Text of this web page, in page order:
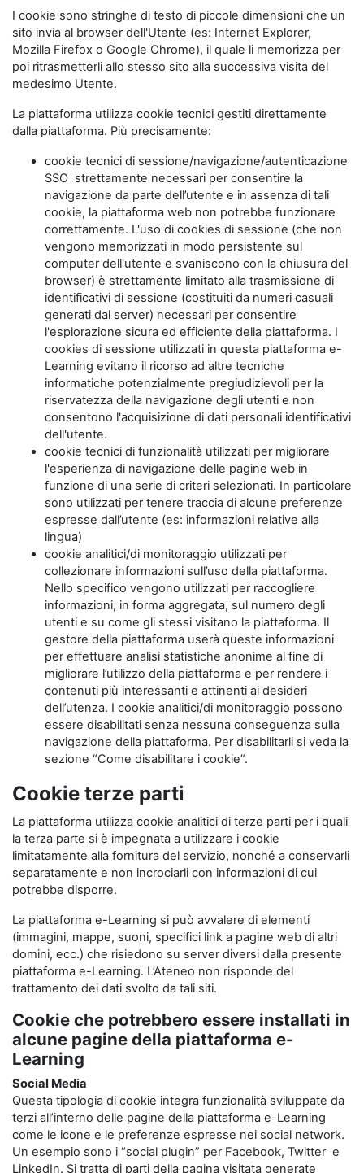
I cookie sono stringhe di testo di piccole dimensioni che un
sito invia al browser dell'Utente (es: Internet Explorer,
Mozilla Firefox o Google Chrome), il quale li memorizza per
poi ritrasmetterli allo stesso sito alla successiva visita del
medesimo Utente.
La piattaforma utilizza cookie tecnici gestiti direttamente
dalla piattaforma. Più precisamente:
cookie tecnici di sessione/navigazione/autenticazione
SSO strettamente necessari per consentire la
navigazione da parte dell’utente e in assenza di tali
cookie, la piattaforma web non potrebbe funzionare
correttamente. L'uso di cookies di sessione (che non
vengono memorizzati in modo persistente sul
computer dell'utente e svaniscono con la chiusura del
browser) è strettamente limitato alla trasmissione di
identificativi di sessione (costituiti da numeri casuali
generati dal server) necessari per consentire
l'esplorazione sicura ed efficiente della piattaforma. I
cookies di sessione utilizzati in questa piattaforma e-
Learning evitano il ricorso ad altre tecniche
informatiche potenzialmente pregiudizievoli per la
riservatezza della navigazione degli utenti e non
consentono l'acquisizione di dati personali identificativi
dell'utente.
cookie tecnici di funzionalità utilizzati per migliorare
l'esperienza di navigazione delle pagine web in
funzione di una serie di criteri selezionati. In particolare
sono utilizzati per tenere traccia di alcune preferenze
espresse dall’utente (es: informazioni relative alla
lingua)
cookie analitici/di monitoraggio utilizzati per
collezionare informazioni sull’uso della piattaforma.
Nello specifico vengono utilizzati per raccogliere
informazioni, in forma aggregata, sul numero degli
utenti e su come gli stessi visitano la piattaforma. Il
gestore della piattaforma userà queste informazioni
per effettuare analisi statistiche anonime al fine di
migliorare l’utilizzo della piattaforma e per rendere i
contenuti più interessanti e attinenti ai desideri
dell’utenza. I cookie analitici/di monitoraggio possono
essere disabilitati senza nessuna conseguenza sulla
navigazione della piattaforma. Per disabilitarli si veda la
sezione “Come disabilitare i cookie”.
Cookie terze parti
La piattaforma utilizza cookie analitici di terze parti per i quali
la terza parte si è impegnata a utilizzare i cookie
limitatamente alla fornitura del servizio, nonché a conservarli
separatamente e non incrociarli con informazioni di cui
potrebbe disporre.
La piattaforma e-Learning si può avvalere di elementi
(immagini, mappe, suoni, specifici link a pagine web di altri
domini, ecc.) che risiedono su server diversi dalla presente
piattaforma e-Learning. L’Ateneo non risponde del
trattamento dei dati svolto da tali siti.
Cookie che potrebbero essere installati in
alcune pagine della piattaforma e-
Learning
Social Media
Questa tipologia di cookie integra funzionalità sviluppate da
terzi all’interno delle pagine della piattaforma e-Learning
come le icone e le preferenze espresse nei social network.
Un esempio sono i “social plugin” per Facebook, Twitter e
LinkedIn. Si tratta di parti della pagina visitata generate